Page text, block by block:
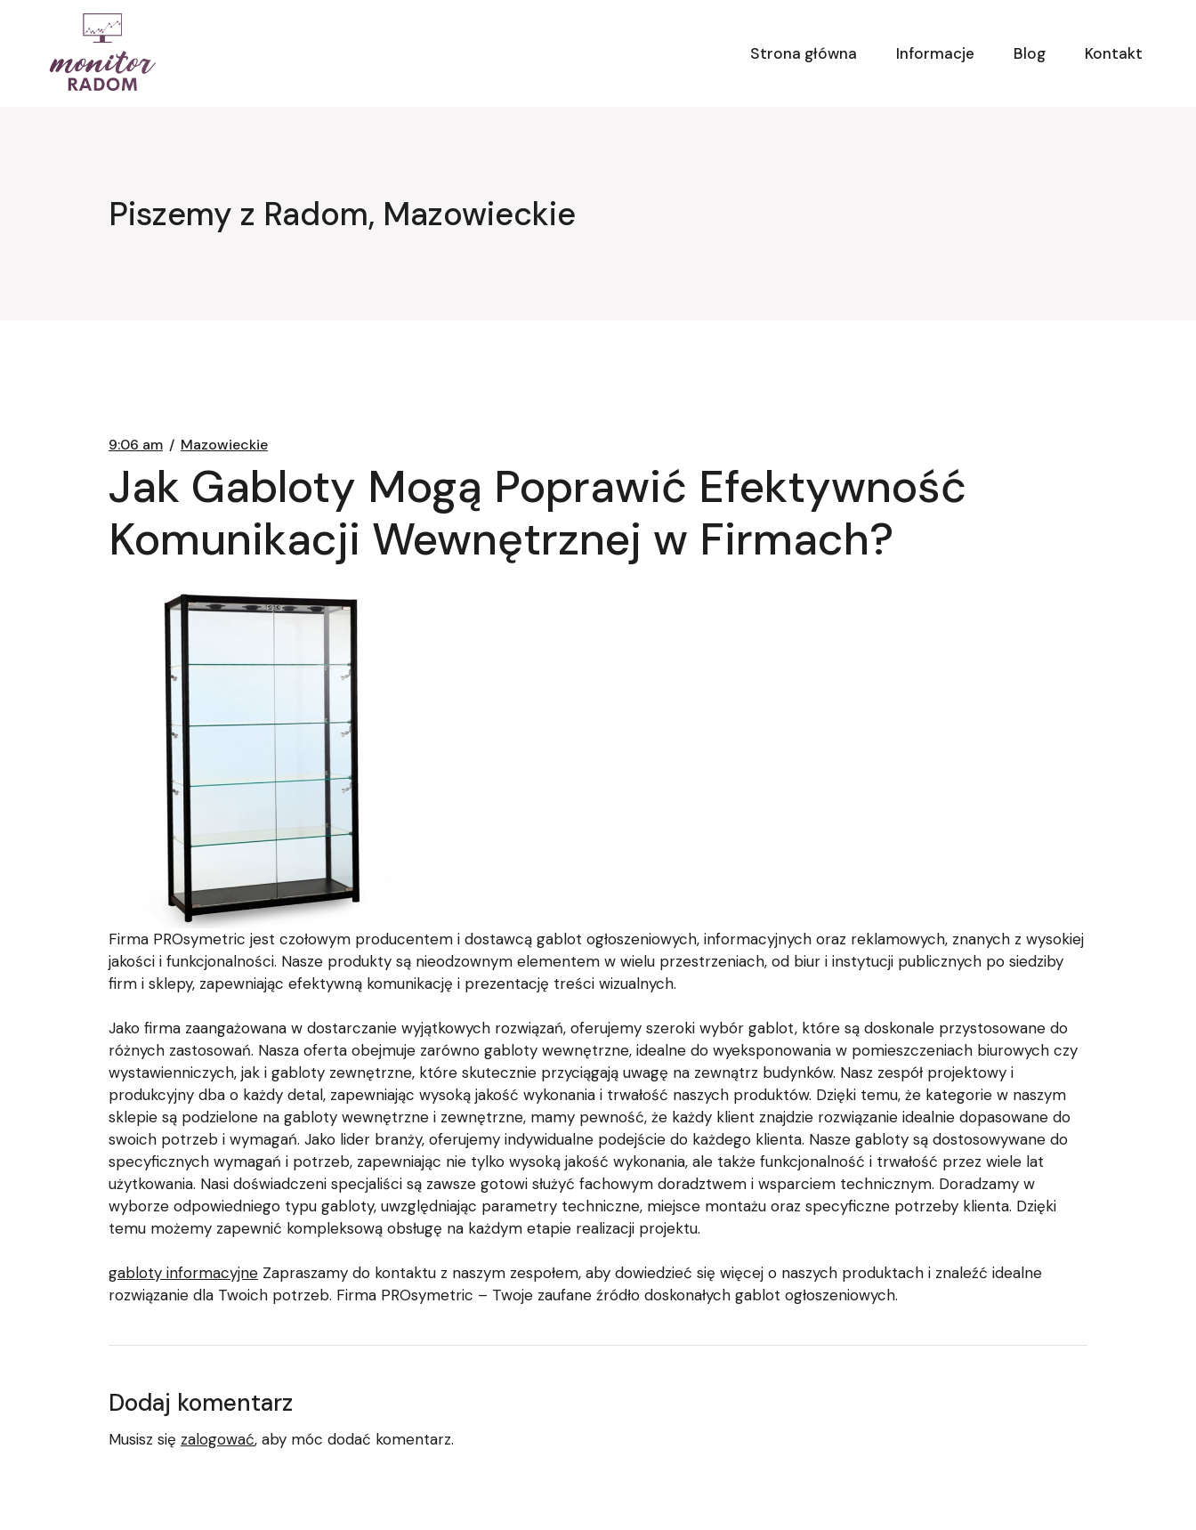
Strona główna
Informacje Blog Kontakt
Piszemy z Radom, Mazowieckie
9:06 am Mazowieckie
Jak Gabloty Mogą Poprawić Efektywność
Komunikacji Wewnętrznej w Firmach?
Firma PROsymetric jest czołowym producentem i dostawcą gablot ogłoszeniowych, informacyjnych oraz reklamowych, znanych z wysokiej
jakości i funkcjonalności. Nasze produkty są nieodzownym elementem w wielu przestrzeniach, od biur i instytucji publicznych po siedziby
firm i sklepy, zapewniając efektywną komunikację i prezentację treści wizualnych.
Jako firma zaangażowana w dostarczanie wyjątkowych rozwiązań, oferujemy szeroki wybór gablot, które są doskonale przystosowane do
różnych zastosowań. Nasza oferta obejmuje zarówno gabloty wewnętrzne, idealne do wyeksponowania w pomieszczeniach biurowych czy
wystawienniczych, jak i gabloty zewnętrzne, które skutecznie przyciągają uwagę na zewnątrz budynków. Nasz zespół projektowy i
produkcyjny dba o każdy detal, zapewniając wysoką jakość wykonania i trwałość naszych produktów. Dzięki temu, że kategorie w naszym
sklepie są podzielone na gabloty wewnętrzne i zewnętrzne, mamy pewność, że każdy klient znajdzie rozwiązanie idealnie dopasowane do
swoich potrzeb i wymagań. Jako lider branży, oferujemy indywidualne podejście do każdego klienta. Nasze gabloty są dostosowywane do
specyficznych wymagań i potrzeb, zapewniając nie tylko wysoką jakość wykonania, ale także funkcjonalność i trwałość przez wiele lat
użytkowania. Nasi doświadczeni specjaliści są zawsze gotowi służyć fachowym doradztwem i wsparciem technicznym. Doradzamy w
wyborze odpowiedniego typu gabloty, uwzględniając parametry techniczne, miejsce montażu oraz specyficzne potrzeby klienta. Dzięki
temu możemy zapewnić kompleksową obsługę na każdym etapie realizacji projektu.
gabloty informacyjne Zapraszamy do kontaktu z naszym zespołem, aby dowiedzieć się więcej o naszych produktach i znaleźć idealne
rozwiązanie dla Twoich potrzeb. Firma PROsymetric – Twoje zaufane źródło doskonałych gablot ogłoszeniowych.
Dodaj komentarz
Musisz się zalogować, aby móc dodać komentarz.